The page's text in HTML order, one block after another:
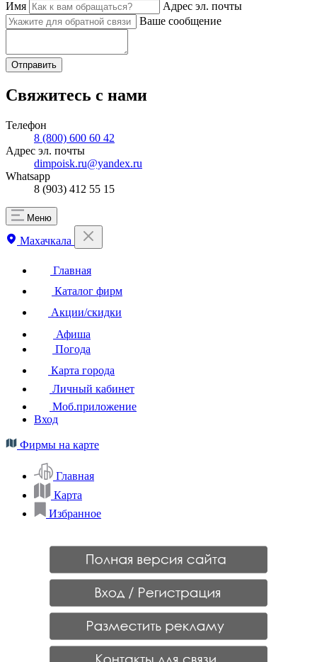
Имя
Адрес эл. почты
Ваше сообщение
Отправить
Свяжитесь с нами
Телефон
8 (800) 600 60 42
Адрес эл. почты
dimpoisk.ru@yandex.ru
Whatsapp
8 (903) 412 55 15
Меню
Махачкала
Главная
Каталог фирм
Акции/скидки
Афиша
Погода
Карта города
Личный кабинет
Моб.приложение
Вход
Фирмы на карте
Главная
Карта
Избранное